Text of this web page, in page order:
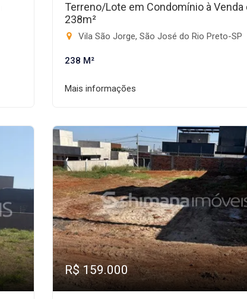
Terreno/Lote em Condomínio à Venda
238m²
Vila São Jorge, São José do Rio Preto-SP
238 M²
Mais informações
R$ 159.000